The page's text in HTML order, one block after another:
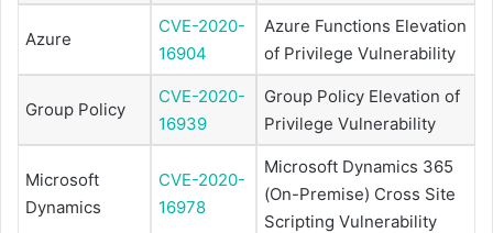
Azure
CVE-2020-
16904
Azure Functions Elevation
of Privilege Vulnerability
Group Policy
CVE-2020-
16939
Group Policy Elevation of
Privilege Vulnerability
Microsoft
Dynamics
CVE-2020-
16978
Microsoft Dynamics 365
(On-Premise) Cross Site
Scripting Vulnerability